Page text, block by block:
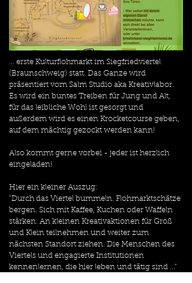
... erste Kulturflohmarkt im Siegfriedviertel
(Braunschweig) statt. Das Ganze wird
präsentiert vom Salm Studio aka Kreativlabor.
Es wird ein buntes Treiben für Jung und Alt,
für das leibliche Wohl ist gesorgt und
außerdem wird es einen Krocketcourse geben,
auf dem mächtig gezockt werden kann!
Also kommt gerne vorbei - jeder ist herzlich
eingeladen!
Hier ein kleiner Auszug:
"Durch das Viertel bummeln. Flohmarktschätze
bergen. Sich mit Kaffee, Kuchen oder Waffeln
stärken. An kleinen Kreativaktionen für Groß
und Klein teilnehmen und weiter zum
nächsten Standort ziehen. Die Menschen des
Viertels und engagierte Institutionen
kennenlernen, die hier leben und tätig sind ..."